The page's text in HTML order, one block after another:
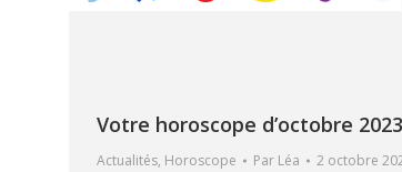
Votre horoscope d’octobre 2023
Actualités, Horoscope Par Léa
2 octobre